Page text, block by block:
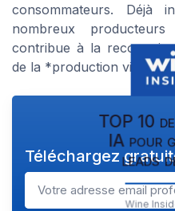
consommateurs. Déjà
nombreux
contribue à la
de la *production vins*
TOP 10
IA pour
leads
Wine
Téléchargez